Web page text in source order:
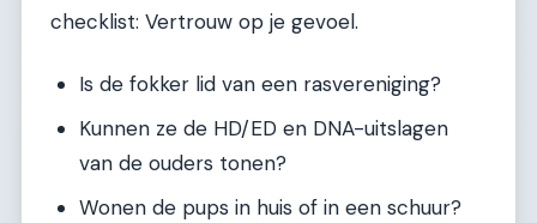
checklist: Vertrouw op je gevoel.
Is de fokker lid van een rasvereniging?
Kunnen ze de HD/ED en DNA-uitslagen
van de ouders tonen?
Wonen de pups in huis of in een schuur?